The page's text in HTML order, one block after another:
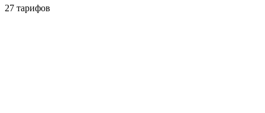
27 тарифов